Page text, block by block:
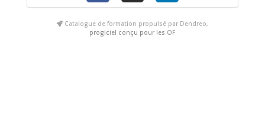
Catalogue de formation propulsé par Dendreo,
progiciel conçu pour les OF